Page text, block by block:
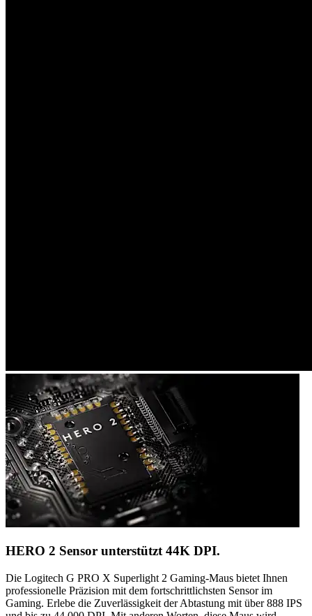
HERO 2 Sensor unterstützt 44K DPI.
Die Logitech G PRO X Superlight 2 Gaming-Maus bietet Ihnen
professionelle Präzision mit dem fortschrittlichsten Sensor im
Gaming. Erlebe die Zuverlässigkeit der Abtastung mit über 888 IPS